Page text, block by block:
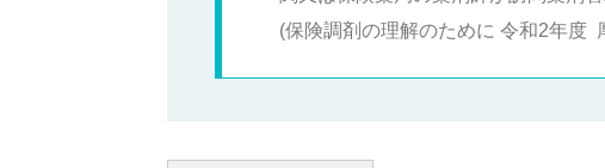
(保険調剤の理解のために 令和2年度